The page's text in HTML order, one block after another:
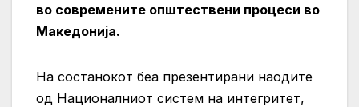
во современите општествени процеси во
Македонија.
На состанокот беа презентирани наодите
од Националниот систем на интегритет,